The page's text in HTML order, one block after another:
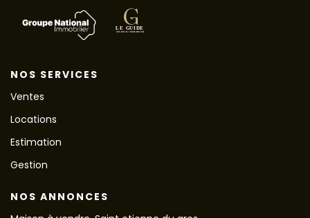
NOS SERVICES
Ventes
Locations
Estimation
Gestion
NOS ANNONCES